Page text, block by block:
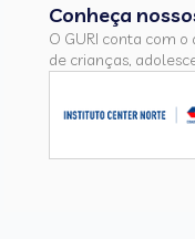
Conheça
O GURI conta com
de crianças,